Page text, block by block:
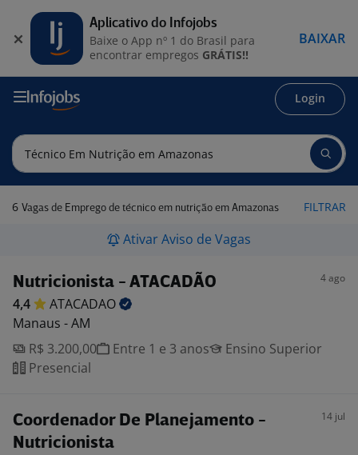
Login
6 Vagas de Emprego de técnico em nutrição em Amazonas FILTRAR
Ativar Aviso de Vagas
Nutricionista - ATACADÃO 4 ago
4,4
ATACADAO
Manaus - AM
R$ 3.200,00
Entre 1 e 3 anos
Ensino Superior
Presencial
Coordenador De Planejamento -
Nutricionista
14 jul
Aplicativo do Infojobs
Baixe o App nº 1 do Brasil para
encontrar empregos GRÁTIS!!
BAIXAR